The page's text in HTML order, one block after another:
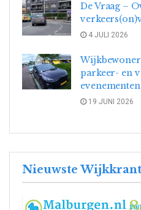
De Vraag –
4 JULI 2026
parkeer- en
19 JUNI 2026
Nieuwste